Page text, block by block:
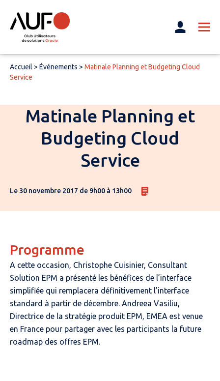
Accueil > Événements > Matinale Planning et Budgeting Cloud
Service
Matinale Planning et
Budgeting Cloud
Service
Le 30 novembre 2017 de 9h00 à 13h00
Programme
A cette occasion, Christophe Cuisinier, Consultant
Solution EPM a présenté les bénéfices de l’interface
simplifiée qui remplacera définitivement l’interface
standard à partir de décembre. Andreea Vasiliu,
Directrice de la stratégie produit EPM, EMEA est venue
en France pour partager avec les participants la future
roadmap des offres EPM.